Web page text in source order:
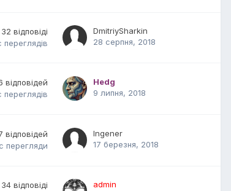
32 відповіді
переглядів
DmitriySharkin
28 серпня, 2018
відповідей
переглядів
Hedg
9 липня, 2018
відповідей
перегляди
Ingener
17 березня, 2018
34 відповіді
admin